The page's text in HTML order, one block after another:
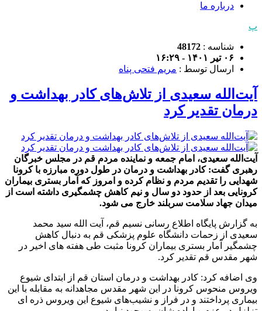
درباره ما
پ
شناسه : 48172
۰۶ تیر ۱۴۰۱ - ۱۶:۲۹
ارسال توسط : مریم فتحی پناه
آیت‌الله سعیدی از تلاش‌های کادر بهداشت و
درمان تقدیر کرد
آیت‌الله سعیدی، امام جمعه و نماینده مردم قم در مجلس خبرگان
رهبری گفت: کادر بهداشت و درمان در طول دوره مبارزه با کرونا
شهدایی را تقدیم مردم و نظام کرده و امروز که آمار بستری بیماران
کرونایی بعد از حدود دو سال و نیم کاهش چشمگیری داشته است از
میدان جهاد سلامت سربلند خارج می شود.
به گزارش پایگاه اطلاع رسانی نسیم قم، آیت الله سید محمد
سعیدی از زحمات دانشگاه علوم پزشکی قم به دنبال کاهش
چشمگیر آمار بستری بیماران کرونا مثبت طی هفته های اخیر در
شهر مقدس قم تقدیر کرد.
وی اضافه کرد: کادر بهداشت و درمان استان قم از ابتدای شیوع
ویروس منحوس کرونا در این شهر مقدس مجاهدانه به مقابله با این
بیماری پرداختند و در فراز و نشیب‌های شیوع این ویروس ذره ای